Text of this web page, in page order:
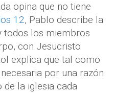
opina que no tiene
12, Pablo describe la
todos los miembros
con Jesucristo
explica que tal como
por una razón
de la iglesia cada